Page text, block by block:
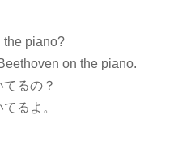
the piano?
on the piano.
るの？
るよ。